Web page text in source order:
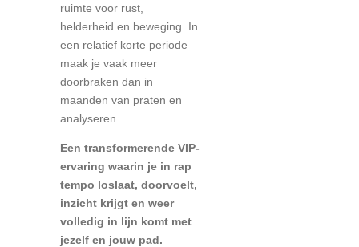
ruimte voor rust,
helderheid en beweging. In
een relatief korte periode
maak je vaak meer
doorbraken dan in
maanden van praten en
analyseren.
Een transformerende VIP-
ervaring waarin je in rap
tempo loslaat, doorvoelt,
inzicht krijgt en weer
volledig in lijn komt met
jezelf en jouw pad.